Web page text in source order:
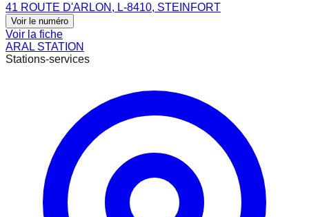
41 ROUTE D'ARLON, L-8410, STEINFORT
Voir le numéro
Voir la fiche
ARAL STATION
Stations-services